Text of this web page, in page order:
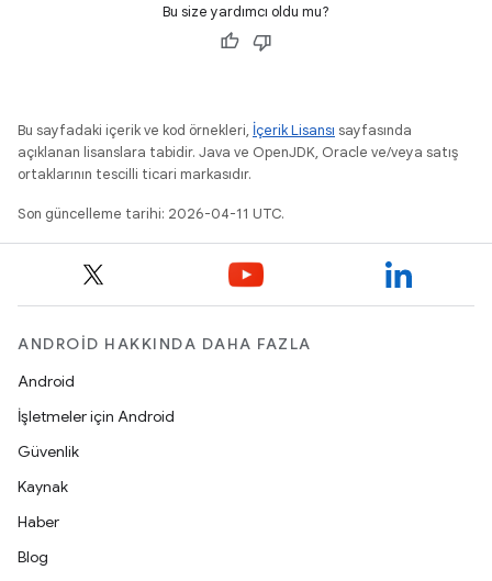
Bu size yardımcı oldu mu?
Bu sayfadaki içerik ve kod örnekleri, İçerik Lisansı sayfasında
açıklanan lisanslara tabidir. Java ve OpenJDK, Oracle ve/veya satış
ortaklarının tescilli ticari markasıdır.
Son güncelleme tarihi: 2026-04-11 UTC.
ANDROID HAKKINDA DAHA FAZLA
Android
İşletmeler için Android
Güvenlik
Kaynak
Haber
Blog